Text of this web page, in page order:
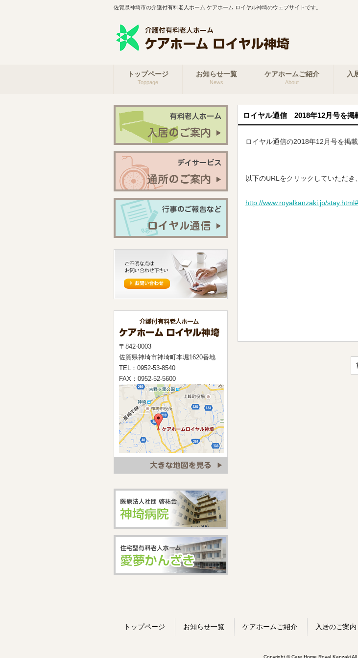
佐賀県神埼市の介護付有料老人ホーム ケアホーム ロイヤル神埼のウェブサイトです。
トップページ
Toppage
お知らせ一覧
News
ケアホームご紹介
About
入
ロイヤル通信 2018年12月号を掲
ロイヤル通信の2018年12月号を掲載
以下のURLをクリックしていただき
http://www.royalkanzaki.jp/
〒842-0003
佐賀県神埼市神埼町本堀1620番地
TEL：0952-53-8540
FAX：0952-52-5600
トップページ お知らせ一覧 ケアホームご紹介 入居のご案内
Copyright © Care Home Royal Kanzaki All